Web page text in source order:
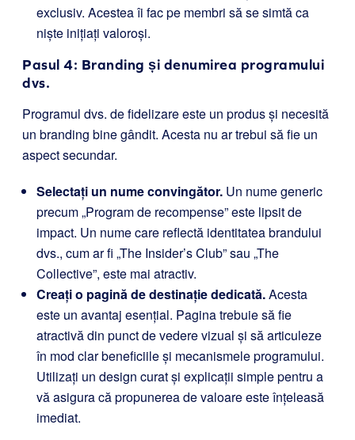
exclusiv. Acestea îi fac pe membri să se simtă ca
niște inițiați valoroși.
Pasul 4: Branding și denumirea programului
dvs.
Programul dvs. de fidelizare este un produs și necesită
un branding bine gândit. Acesta nu ar trebui să fie un
aspect secundar.
Selectați un nume convingător. Un nume generic
precum „Program de recompense” este lipsit de
impact. Un nume care reflectă identitatea brandului
dvs., cum ar fi „The Insider’s Club” sau „The
Collective”, este mai atractiv.
Creați o pagină de destinație dedicată.Acesta
este un avantaj esențial. Pagina trebuie să fie
atractivă din punct de vedere vizual și să articuleze
în mod clar beneficiile și mecanismele programului.
Utilizați un design curat și explicații simple pentru a
vă asigura că propunerea de valoare este înțeleasă
imediat.